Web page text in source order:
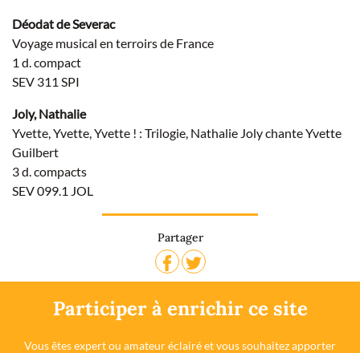
Déodat de Severac
Voyage musical en terroirs de France
1 d. compact
SEV 311 SPI
Joly, Nathalie
Yvette, Yvette, Yvette ! : Trilogie, Nathalie Joly chante Yvette
Guilbert
3 d. compacts
SEV 099.1 JOL
Partager
Participer à enrichir ce site
Vous êtes expert ou amateur éclairé et vous souhaitez apporter